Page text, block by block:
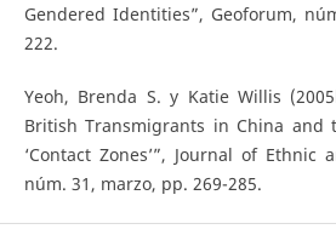
Gendered Identities”, Geoforum,
222.
Yeoh, Brenda S. y Katie Willis
British Transmigrants in China and
‘Contact Zones’”, Journal of Ethnic
núm. 31, marzo, pp. 269-285.